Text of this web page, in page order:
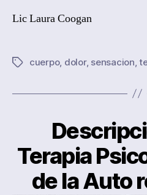
Lic Laura Coogan
Tagscuerpo, dolor, sensacion,
Terapia
de la Auto